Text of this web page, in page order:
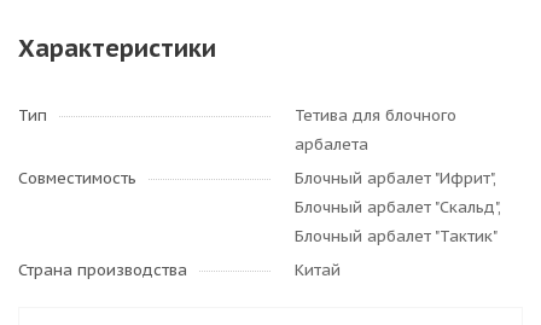
Характеристики
Тип
Тетива для блочного
арбалета
Совместимость
Блочный арбалет "Ифрит",
Блочный арбалет "Скальд",
Блочный арбалет "Тактик"
Страна производства
Китай